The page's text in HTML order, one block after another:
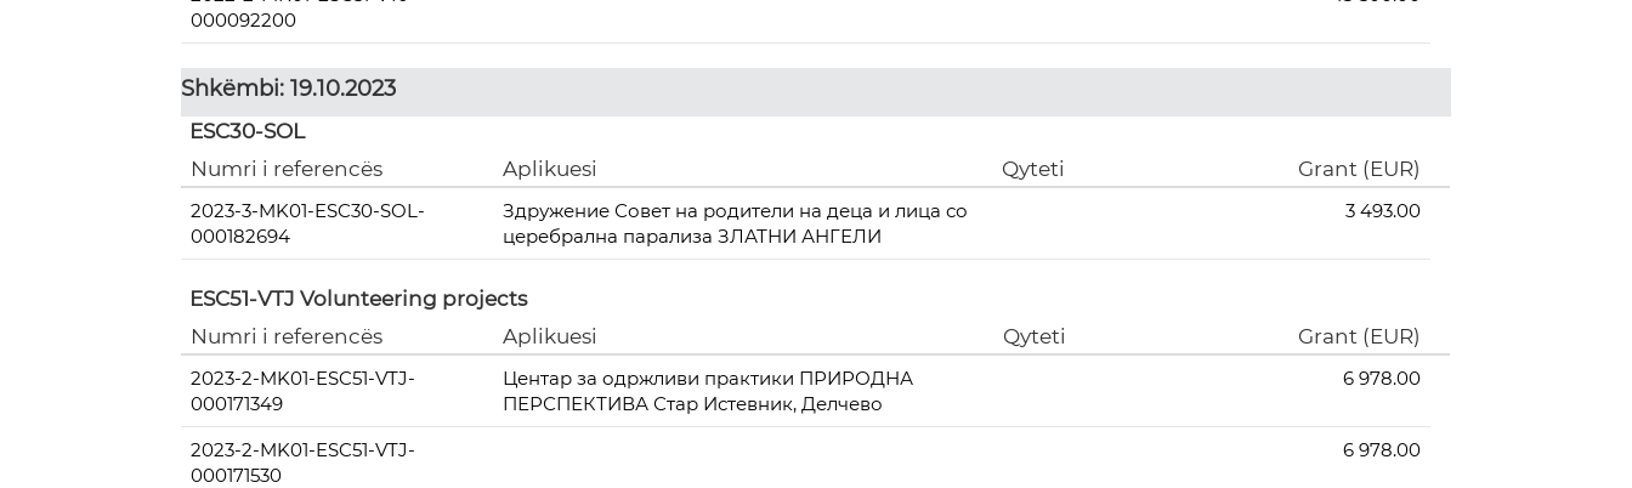
000092200
Shkëmbi: 19.10.2023
ESC30-SOL
Numri i referencës
Aplikuesi Qyteti Grant (EUR)
2023-3-MK01-ESC30-SOL-
000182694
Здружение Совет на родители на деца и лица со
церебрална парализа ЗЛАТНИ АНГЕЛИ
3 493.00
ESC51-VTJ Volunteering projects
Numri i referencës
Aplikuesi Qyteti Grant (EUR)
2023-2-MK01-ESC51-VTJ-
000171349
Центар за одржливи практики ПРИРОДНА
ПЕРСПЕКТИВА Стар Истевник, Делчево
6 978.00
2023-2-MK01-ESC51-VTJ-
000171530
6 978.00